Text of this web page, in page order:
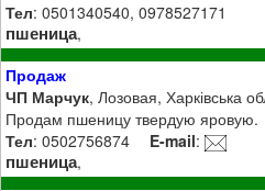
Тел: 0501340540, 0978527171
пшеница,
Продаж
ЧП Марчук, Лозовая, Харківська
Продам пшеницу твердую яровую.
Тел: 0502756874 E-mail:
пшеница,